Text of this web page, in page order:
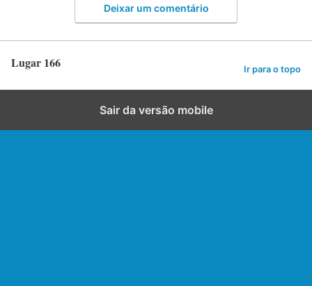
Deixar um comentário
Lugar 166 Ir para o topo
Sair da versão mobile